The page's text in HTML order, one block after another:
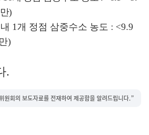
)
1개 정점 삼중수소 농도 : <9.9
)
.
원회의 보도자료를 전재하여 제공함을 알려드립니다.”